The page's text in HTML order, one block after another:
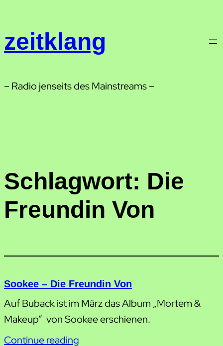
springen
zeitklang
– Radio jenseits des Mainstreams –
Schlagwort: Die
Freundin Von
Sookee – Die Freundin Von
Auf Buback ist im März das Album „Mortem &
Makeup“ von Sookee erschienen.
Continue reading